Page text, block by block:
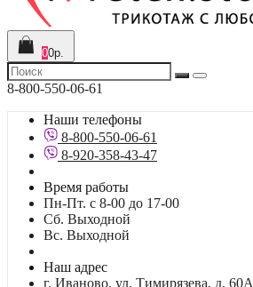
00р.
8-800-550-06-61
Наши телефоны
8-800-550-06-61
8-920-358-43-47
Время работы
Пн-Пт. с 8-00 до 17-00
Сб. Выходной
Вс. Выходной
Наш адрес
г. Иваново, ул. Тимирязева, д. 60А